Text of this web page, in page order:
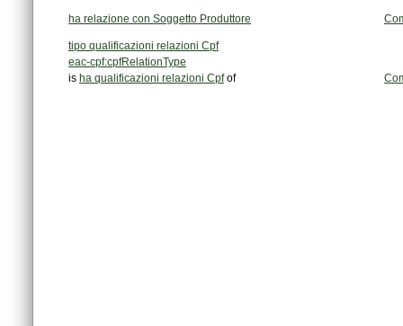
ha relazione con Soggetto Produttore
tipo qualificazioni relazioni Cpf
eac-cpf:cpfRelationType
is ha qualificazioni relazioni Cpfof